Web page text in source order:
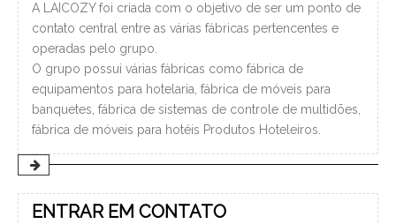
A LAICOZY foi criada com o objetivo de ser um ponto de
contato central entre as várias fábricas pertencentes e
operadas pelo grupo.
O grupo possui várias fábricas como fábrica de
equipamentos para hotelaria, fábrica de móveis para
banquetes, fábrica de sistemas de controle de multidões,
fábrica de móveis para hotéis Produtos Hoteleiros.
ENTRAR EM CONTATO